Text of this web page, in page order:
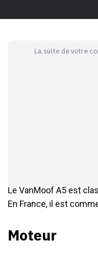
La suite de votre
Le VanMoof A5 est
En France, il est
Moteur